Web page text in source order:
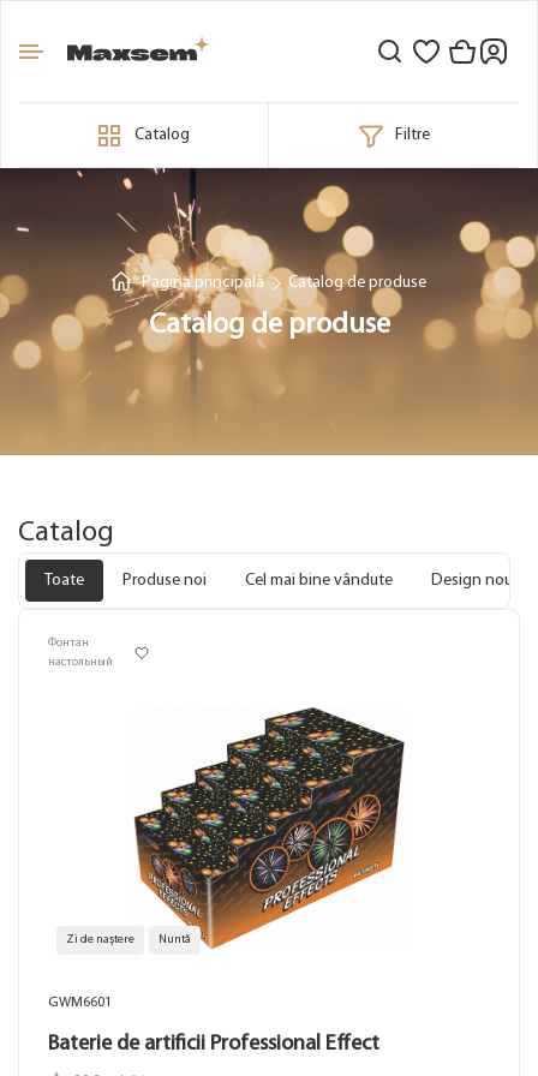
Catalog Filtre
Pagina principală Catalog de produse
Catalog de produse
Catalog
Toate Produse noi Cel mai bine vândute Design nou
Фонтан
настольный
Zi de naștere Nuntă
GWM6601
Baterie de artificii Professional Effect